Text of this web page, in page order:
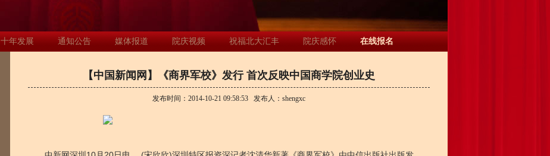
十年发展 通知公告 媒体报道 院庆视频 祝福北大汇丰 院庆感怀 在线报名
【中国新闻网】《商界军校》发行 首次反映中国商学院创业史
发布时间： 2014-10-21 09:58:53 发布人： shengxc